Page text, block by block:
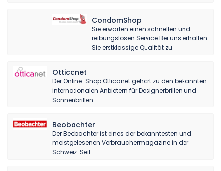
CondomShop
Sie erwarten einen schnellen und
reibungslosen Service.Bei uns erhalten
Sie erstklassige Qualität zu
Otticanet
Der Online-Shop Otticanet gehört zu den bekannten
internationalen Anbietern für Designerbrillen und
Sonnenbrillen
Beobachter
Der Beobachter ist eines der bekanntesten und
meistgelesenen Verbrauchermagazine in der
Schweiz. Seit